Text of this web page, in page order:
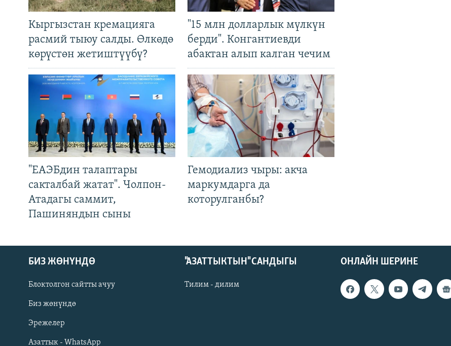
Русский
Кыргызстан кремацияга
расмий тыюу салды. Өлкөдө
көрүстөн жетиштүүбү?
"15 млн долларлык мүлкүн
берди". Конгантиевди
абактан алып калган чечим
"ЕАЭБдин талаптары
сакталбай жатат". Чолпон-
Атадагы саммит,
Пашиняндын сыны
Гемодиализ чыры: акча
маркумдарга да
которулганбы?
ОНЛАЙН ШЕРИНЕ
БИЗ ЖӨНҮНДӨ
Блоктолгон сайтты ачуу
Биз жөнүндө
Эрежелер
Азаттык - WhatsApp
"АЗАТТЫКТЫН" САНДЫГЫ
Тилим - дилим